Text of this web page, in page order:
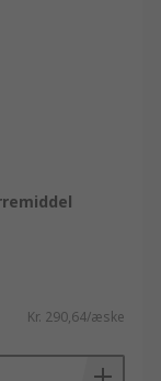
Kr. 290,64/æske